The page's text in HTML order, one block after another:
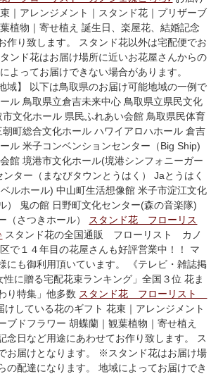
｜アレンジメント｜スタンド花｜プリザーブ
植物｜寄せ植え 誕生日、楽屋花、結婚記念
作り致します。 スタンド花以外は宅配便でお
ンド花はお届け場所に近いお花屋さんからの
よってお届けできない場合があります。
域】 以下は鳥取県のお届け可能地域の一例で
ル 鳥取県立倉吉未来中心 鳥取県立県民文化
文化ホール 県民ふれあい会館 鳥取県民体育
町総合文化ホール ハワイアロハホール 倉吉
ル 米子コンベンションセンター（Big Ship)
館 境港市文化ホール(境港シンフォニーガー
ター（まなびタウンとうはく） Jaとうはく
ルホール) 中山町生活想像館 米子市淀江文化
） 鬼の館 日野町文化センター(森の音楽隊)
（さつきホール） スタンド花 フローリス
スタンド花の全国通販 フローリスト カノ
で１４年目の花屋さんも好評営業中！！ マ
にも御利用頂いています。 《テレビ・雑誌掲
に贈る宅配花束ランキング」全国３位 花ま
り特集」他多数 スタンド花 フローリスト
けしている花のギフト 花束｜アレンジメント
ブドフラワー 胡蝶蘭｜観葉植物｜寄せ植え
念日など用途にあわせてお作り致します。 ス
お届けとなります。 ※スタンド花はお届け場
の配達になります。 地域によってお届けでき